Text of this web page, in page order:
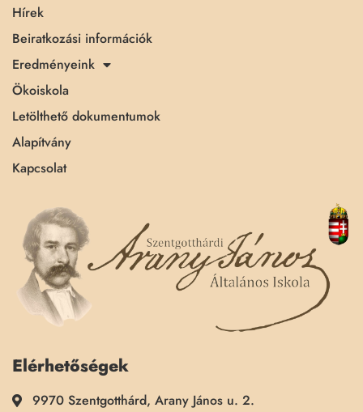
Hírek
Beiratkozási információk
Eredményeink
Ökoiskola
Letölthető dokumentumok
Alapítvány
Kapcsolat
Elérhetőségek
9970 Szentgotthárd, Arany János u. 2.